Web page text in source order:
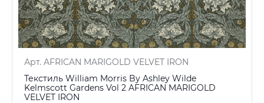
Арт. AFRICAN MARIGOLD VELVET IRON
Текстиль William Morris By Ashley Wilde
Kelmscott Gardens Vol 2 AFRICAN MARIGOLD
VELVET IRON